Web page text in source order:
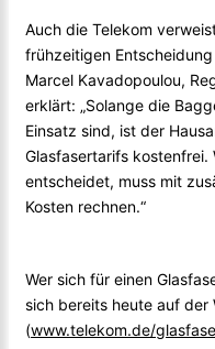
Auch die Telekom
frühzeitigen
Marcel Kavadopoulou,
erklärt: „Solange die
Einsatz sind, ist der
Glasfasertarifs kostenfrei.
entscheidet, muss mit
Kosten rechnen.“
Wer sich für einen
sich bereits heute auf der
(www.telekom.de/